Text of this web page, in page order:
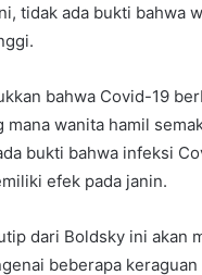
tidak ada bukti bahwa
bahwa Covid-19
mana wanita hamil
bukti bahwa infeksi
efek pada janin.
dari Boldsky ini akan
beberapa